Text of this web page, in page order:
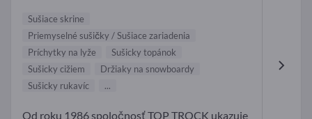
Sušiace skrine
Priemyselné sušičky / Sušiace zariadenia
Príchytky na lyže
Sušicky topánok
Sušicky cižiem
Držiaky na snowboardy
Sušicky rukavíc
...
Od roku 1986 spoločnosť TOP TROCK ukazuje